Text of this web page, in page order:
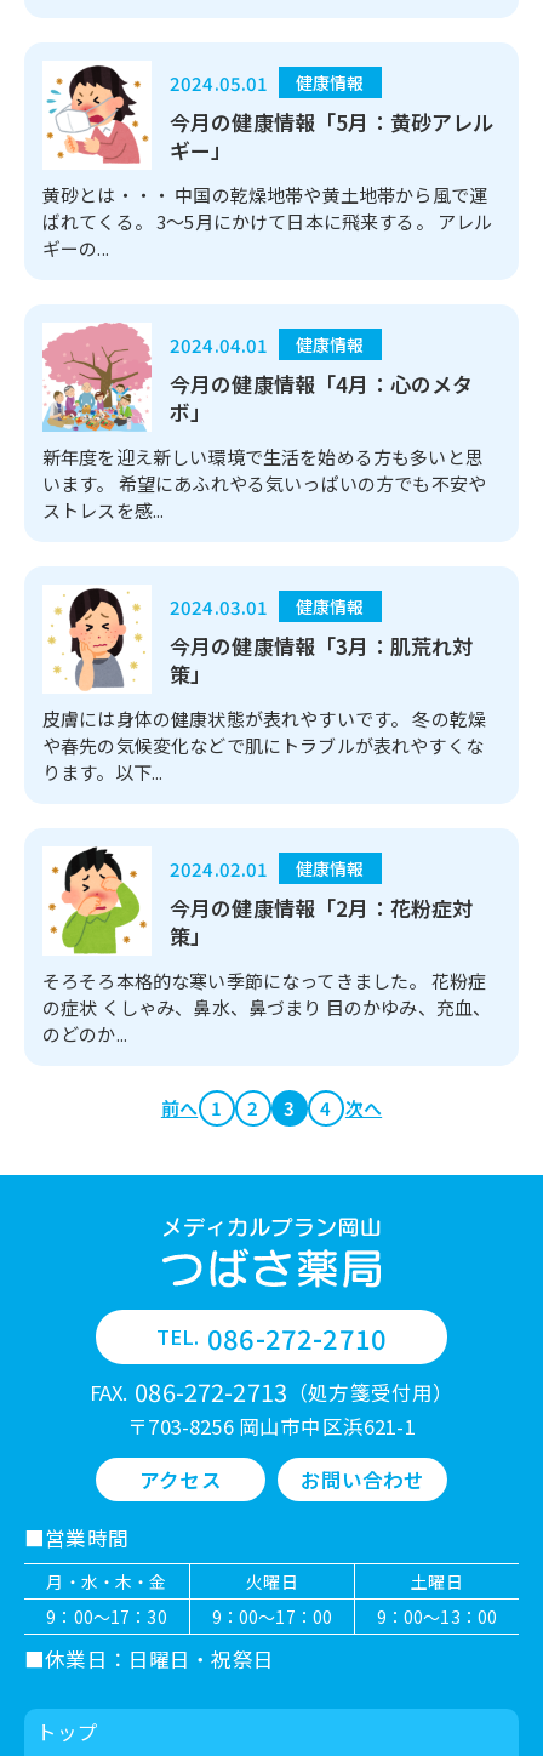
2024.05.01 健康情報
今月の健康情報「5月：黄砂アレル
ギー」
黄砂とは・・・ 中国の乾燥地帯や黄土地帯から風で運
ばれてくる。 3～5月にかけて日本に飛来する。 アレル
ギーの...
2024.04.01 健康情報
今月の健康情報「4月：心のメタ
ボ」
新年度を迎え新しい環境で生活を始める方も多いと思
います。 希望にあふれやる気いっぱいの方でも不安や
ストレスを感...
2024.03.01 健康情報
今月の健康情報「3月：肌荒れ対
策」
皮膚には身体の健康状態が表れやすいです。 冬の乾燥
や春先の気候変化などで肌にトラブルが表れやすくな
ります。以下...
2024.02.01 健康情報
今月の健康情報「2月：花粉症対
策」
そろそろ本格的な寒い季節になってきました。 花粉症
の症状 くしゃみ、鼻水、鼻づまり 目のかゆみ、充血、
のどのか...
前へ 1 2 3 4 次へ
TEL. 086-272-2710
FAX. 086-272-2713 （処方箋受付用）
〒703-8256 岡山市中区浜621-1
アクセス
お問い合わせ
営業時間
月・水・木・金 火曜日
土曜日
9：00～17：30
9：00～17：00 9：00～13：00
休業日：日曜日・祝祭日
トップ